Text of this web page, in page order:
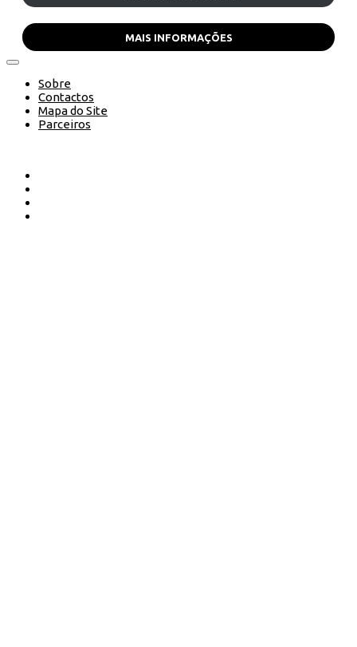
MAIS INFORMAÇÕES
Sobre
Contactos
Mapa do Site
Parceiros